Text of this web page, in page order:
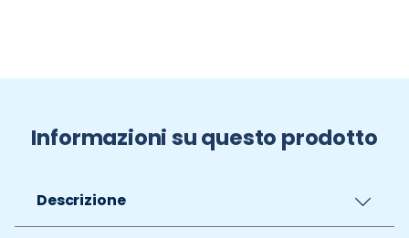
Informazioni su questo prodotto
Descrizione